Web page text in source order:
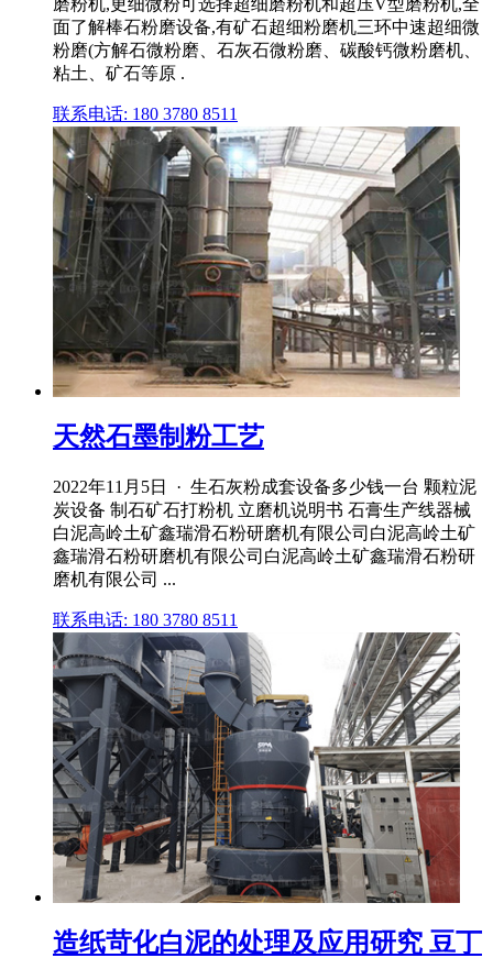
面了解棒石粉磨设备,有矿石超细粉磨机三环中速超细微
粉磨(方解石微粉磨、石灰石微粉磨、碳酸钙微粉磨机、
粘土、矿石等原 .
联系电话: 180 3780 8511
天然石墨制粉工艺
2022年11月5日 · 生石灰粉成套设备多少钱一台 颗粒泥
炭设备 制石矿石打粉机 立磨机说明书 石膏生产线器械
白泥高岭土矿鑫瑞滑石粉研磨机有限公司白泥高岭土矿
鑫瑞滑石粉研磨机有限公司白泥高岭土矿鑫瑞滑石粉研
磨机有限公司 ...
联系电话: 180 3780 8511
造纸苛化白泥的处理及应用研究 豆丁